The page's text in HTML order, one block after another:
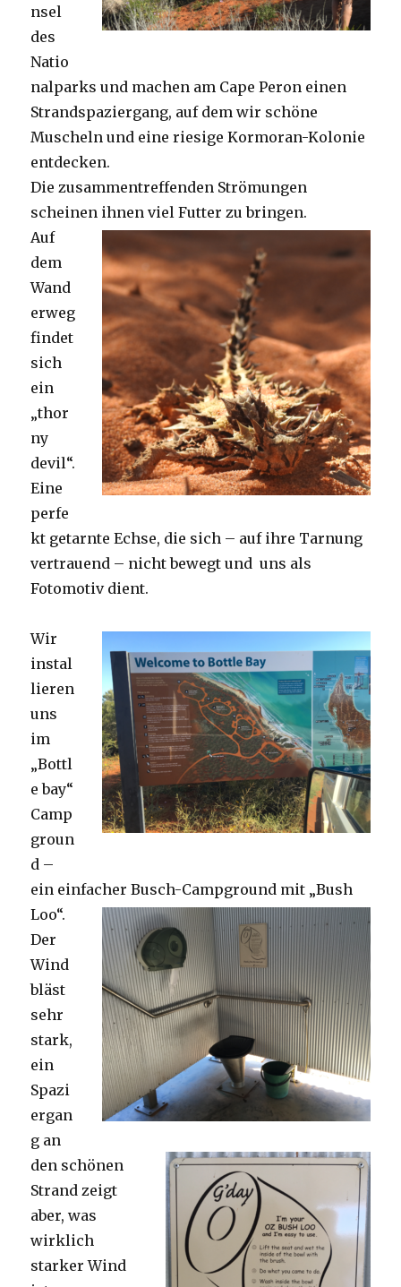
nsel
des
Natio
nalparks und machen am Cape Peron einen
Strandspaziergang, auf dem wir schöne
Muscheln und eine riesige Kormoran-Kolonie
entdecken.
Die zusammentreffenden Strömungen
scheinen ihnen viel Futter zu bringen.
Auf
dem
Wand
erweg
findet
sich
ein
„thor
ny
devil“.
Eine
perfe
kt getarnte Echse, die sich – auf ihre Tarnung
vertrauend – nicht bewegt und uns als
Fotomotiv dient.
Wir
instal
lieren
uns
im
„Bottl
e bay“
Camp
groun
d –
ein einfacher Busch-Campground mit „Bush
Loo“.
Der
Wind
bläst
sehr
stark,
ein
Spazi
ergan
g an
den schönen
Strand zeigt
aber, was
wirklich
starker Wind